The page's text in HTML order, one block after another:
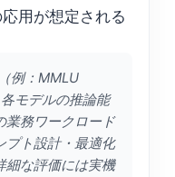
用が想定される
例：MMLU
モデルの推論能
業務ワークロード
プト設計・最適化
細な評価には実機